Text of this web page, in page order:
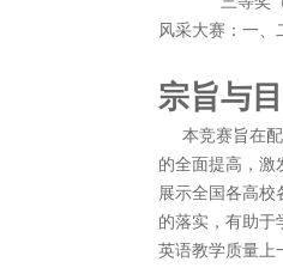
风采大赛：一、
宗旨与
本竞赛旨在配
的全面提高，激
展示全国各高校
的落实，有助于
英语教学质量上